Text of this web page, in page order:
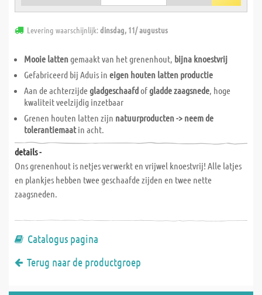
Levering waarschijnlijk:dinsdag, 11/ augustus
Mooie lattengemaakt van het grenenhout, bijna knoestvrij
Gefabriceerd bij Aduis in eigen houten latten productie
Aan de achterzijdegladgeschaafdofgladde zaagsnede, hoge
kwaliteit veelzijdig inzetbaar
Grenen houten latten zijn natuurproducten -> neem de
tolerantiemaatin acht.
details -
Ons grenenhout is netjes verwerkt en vrijwel knoestvrij! Alle latjes
en plankjes hebben twee geschaafde zijden en twee nette
zaagsneden.
Catalogus pagina
Terug naar de productgroep